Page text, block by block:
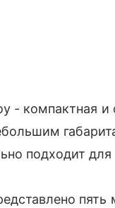
- компактная
подходит для